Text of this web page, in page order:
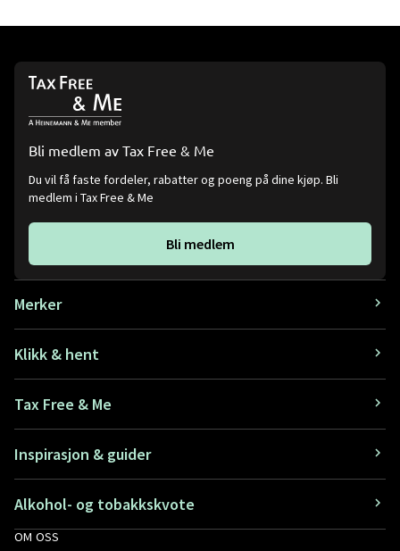
Bli medlem av Tax Free & Me
Du vil få faste fordeler, rabatter og poeng på dine kjøp. Bli
medlem i Tax Free & Me
Bli medlem
Merker
Klikk & hent
Tax Free & Me
Inspirasjon & guider
Alkohol- og tobakkskvote
OM OSS